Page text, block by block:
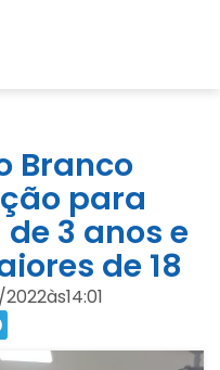
Branco
para
3 anos e
de 18
às14:01